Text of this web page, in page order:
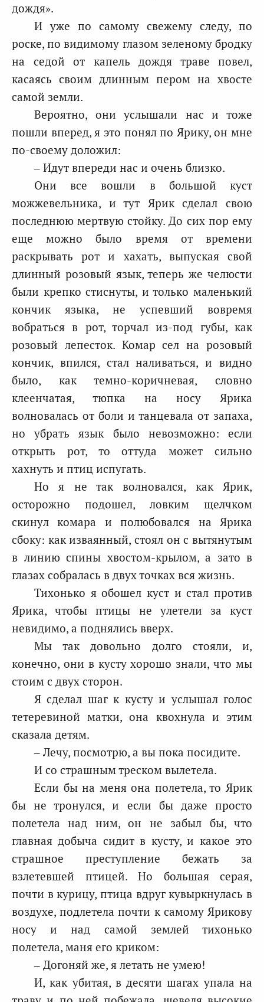
дождя».
И уже по самому свежему следу, по
роске, по видимому глазом зеленому бродку
на седой от капель дождя траве повел,
касаясь своим длинным пером на хвосте
самой земли.
Вероятно, они услышали нас и тоже
пошли вперед, я это понял по Ярику, он мне
по-своему доложил:
– Идут впереди нас и очень близко.
Они все вошли в большой куст
можжевельника, и тут Ярик сделал свою
последнюю мертвую стойку. До сих пор ему
еще можно было время от времени
раскрывать рот и хахать, выпуская свой
длинный розовый язык, теперь же челюсти
были крепко стиснуты, и только маленький
кончик языка, не успевший вовремя
вобраться в рот, торчал из-под губы, как
розовый лепесток. Комар сел на розовый
кончик, впился, стал наливаться, и видно
было, как темно-коричневая, словно
клеенчатая, тюпка на носу Ярика
волновалась от боли и танцевала от запаха,
но убрать язык было невозможно: если
открыть рот, то оттуда может сильно
хахнуть и птиц испугать.
Но я не так волновался, как Ярик,
осторожно подошел, ловким щелчком
скинул комара и полюбовался на Ярика
сбоку: как изваянный, стоял он с вытянутым
в линию спины хвостом-крылом, а зато в
глазах собралась в двух точках вся жизнь.
Тихонько я обошел куст и стал против
Ярика, чтобы птицы не улетели за куст
невидимо, а поднялись вверх.
Мы так довольно долго стояли, и,
конечно, они в кусту хорошо знали, что мы
стоим с двух сторон.
Я сделал шаг к кусту и услышал голос
тетеревиной матки, она квохнула и этим
сказала детям.
– Лечу, посмотрю, а вы пока посидите.
И со страшным треском вылетела.
Если бы на меня она полетела, то Ярик
бы не тронулся, и если бы даже просто
полетела над ним, он не забыл бы, что
главная добыча сидит в кусту, и какое это
страшное преступление бежать за
взлетевшей птицей. Но большая серая,
почти в курицу, птица вдруг кувыркнулась в
воздухе, подлетела почти к самому Ярикову
носу и над самой землей тихонько
полетела, маня его криком:
– Догоняй же, я летать не умею!
И, как убитая, в десяти шагах упала на